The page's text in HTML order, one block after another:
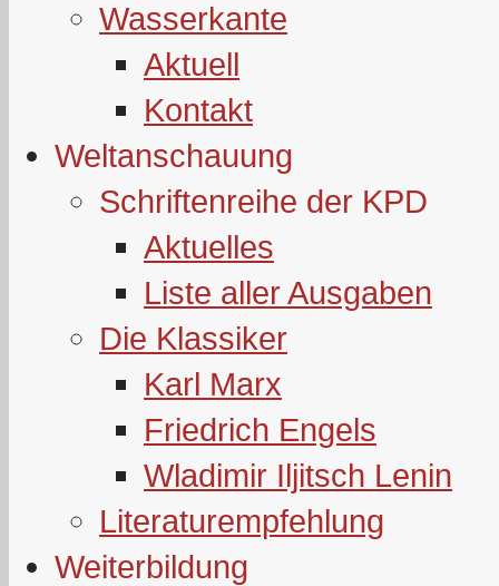
Wasserkante
Aktuell
Kontakt
Weltanschauung
Schriftenreihe der KPD
Aktuelles
Liste aller Ausgaben
Die Klassiker
Karl Marx
Friedrich Engels
Wladimir Iljitsch Lenin
Literaturempfehlung
Weiterbildung